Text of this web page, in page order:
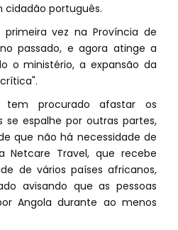
cidadão português.
vez na Província de
passado, e agora atinge a
o ministério, a expansão da
tem procurado afastar os
espalhe por outras partes,
que não há necessidade de
Netcare Travel, que recebe
de vários países africanos,
avisando que as pessoas
Angola durante ao menos